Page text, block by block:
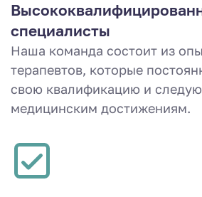
специалисты
Наша команда состоит из
терапевтов, которые
свою квалификацию и
медицинским достижениям.